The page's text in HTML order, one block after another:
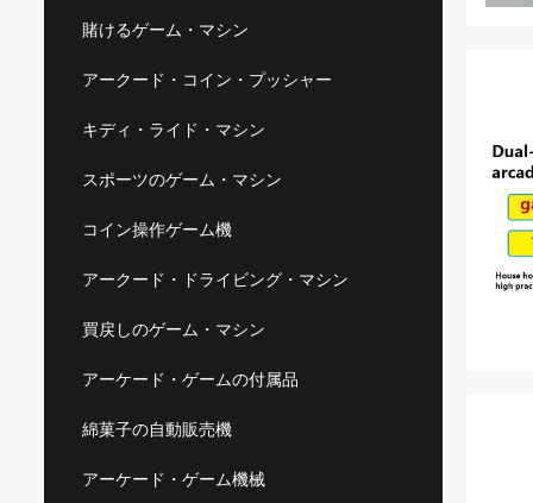
賭けるゲーム・マシン
アークード・コイン・プッシャー
キディ・ライド・マシン
スポーツのゲーム・マシン
コイン操作ゲーム機
アークード・ドライビング・マシン
買戻しのゲーム・マシン
アーケード・ゲームの付属品
綿菓子の自動販売機
アーケード・ゲーム機械